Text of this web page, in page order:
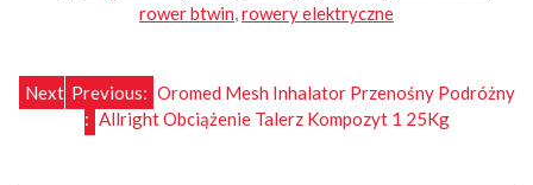
rower btwin,rowery elektryczne
Nawigacja
wpisu
Previous: Oromed Mesh Inhalator Przenośny Podróżny
Next
: Allright Obciążenie Talerz Kompozyt 1 25Kg